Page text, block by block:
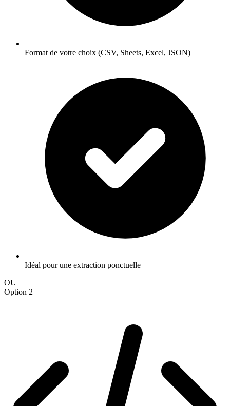
Format de votre choix (CSV, Sheets, Excel, JSON)
Idéal pour une extraction ponctuelle
OU
Option 2